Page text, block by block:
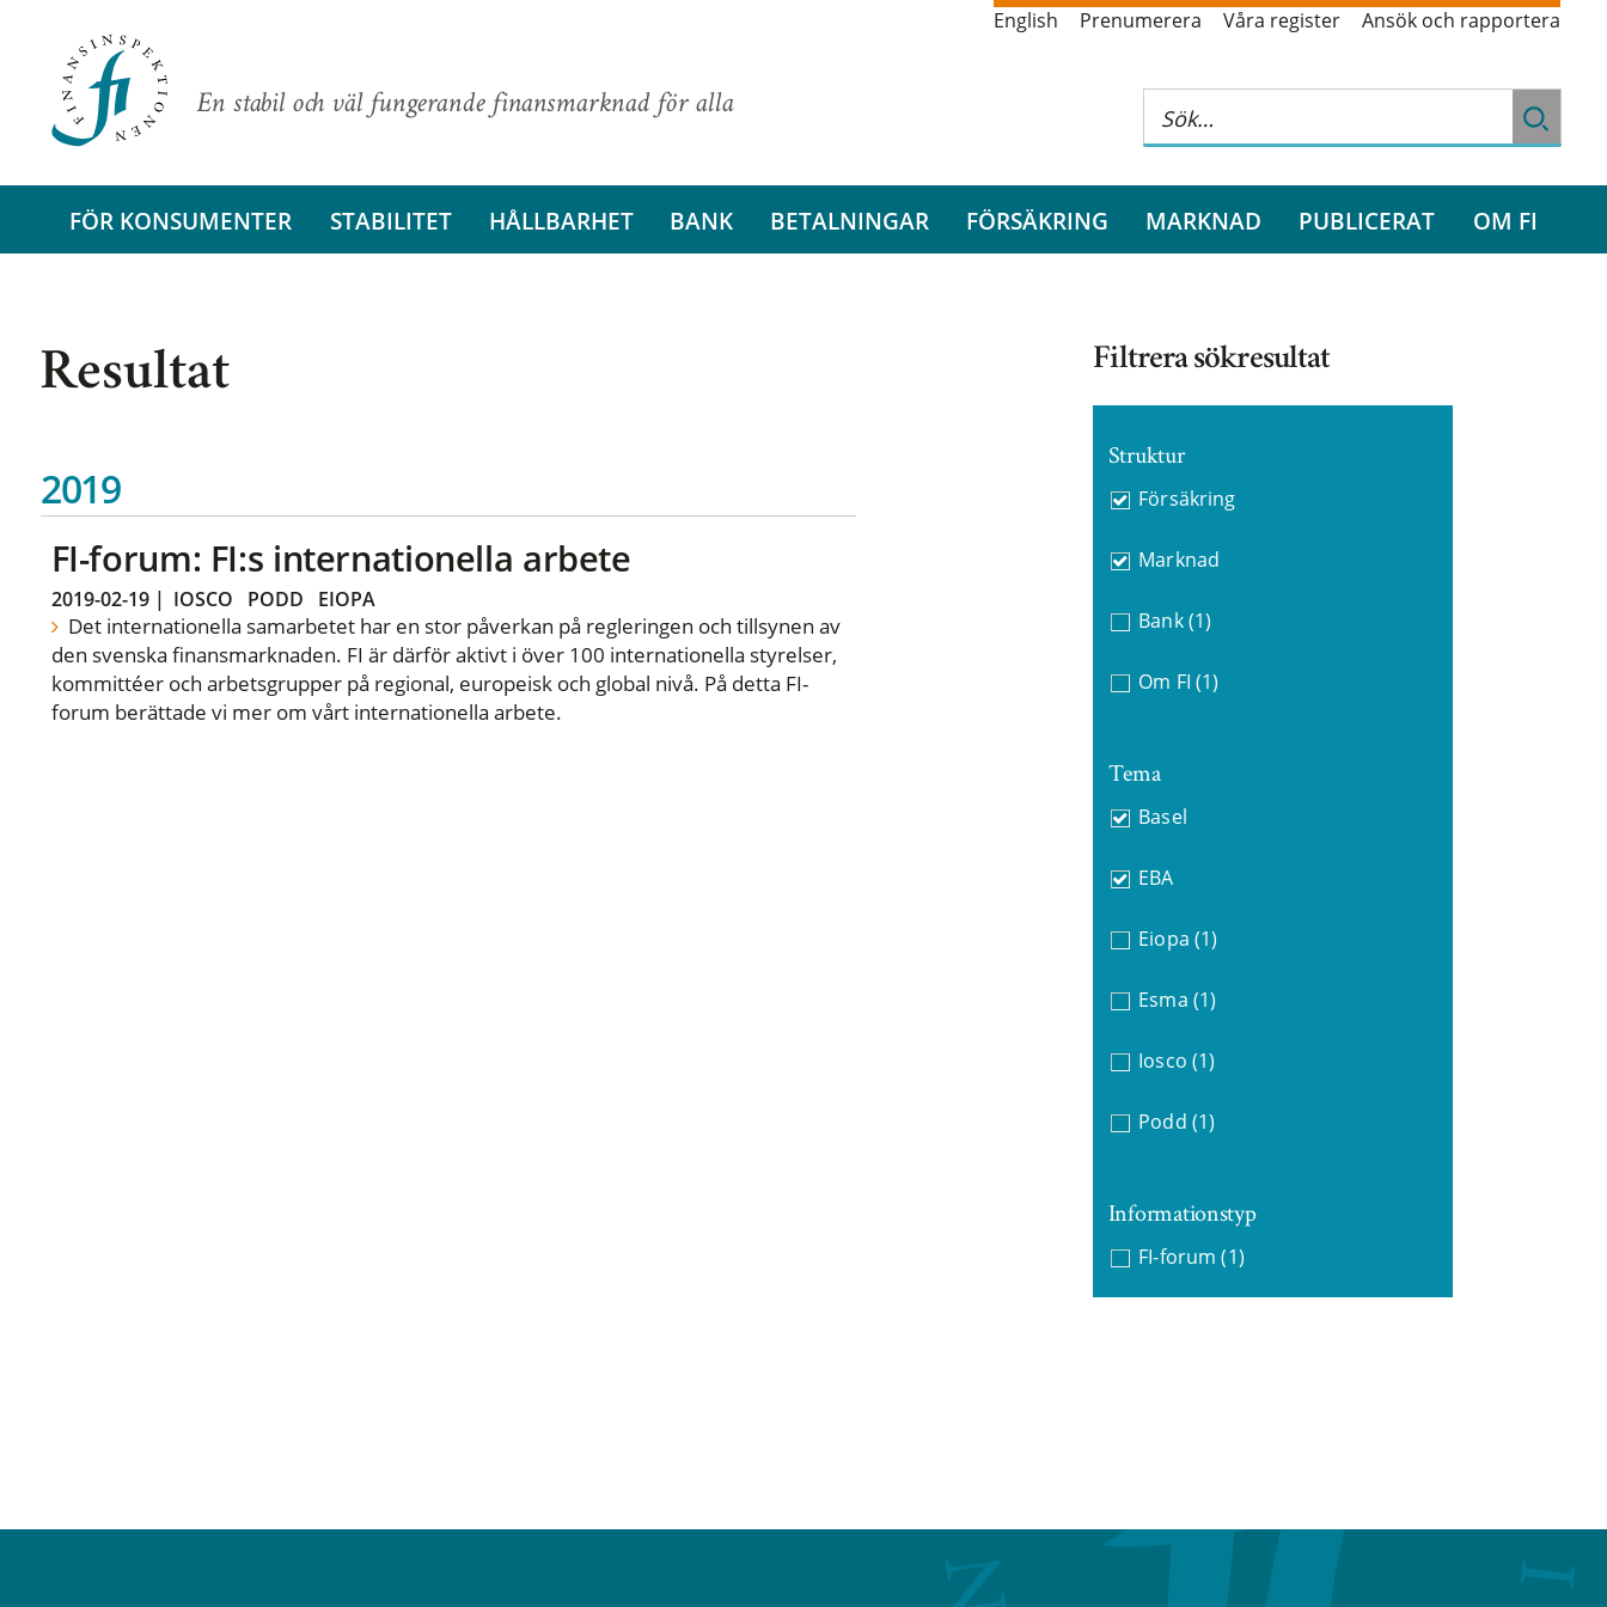
En stabil och väl fungerande finansmarknad för alla
English Prenumerera Våra register Ansök och rapportera
FÖR KONSUMENTER STABILITET HÅLLBARHET BANK BETALNINGAR FÖRSÄKRING MARKNAD PUBLICERAT OM FI
Resultat
2019
FI-forum: FI:s internationella arbete
2019-02-19| IOSCO PODD EIOPA
Det internationella samarbetet har en stor påverkan på regleringen och tillsynen av
den svenska finansmarknaden. FI är därför aktivt i över 100 internationella styrelser,
kommittéer och arbetsgrupper på regional, europeisk och global nivå. På detta FI-
forum berättade vi mer om vårt internationella arbete.
Filtrera sökresultat
Struktur
Försäkring
Marknad
Bank (1)
Om FI (1)
Tema
Basel
EBA
Eiopa (1)
Esma (1)
Iosco (1)
Podd (1)
Informationstyp
FI-forum (1)